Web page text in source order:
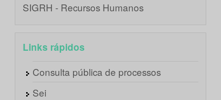
SIGRH - Recursos Humanos
Links rápidos
Consulta pública de processos
Sei